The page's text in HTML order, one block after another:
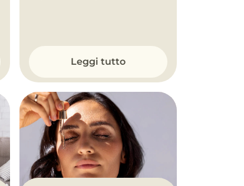
Leggi tutto